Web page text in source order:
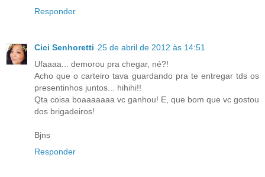
Responder
Cici Senhoretti 25 de abril de 2012 às 14:51
Ufaaaa... demorou pra chegar, né?!
Acho que o carteiro tava guardando pra te entregar tds os
presentinhos juntos... hihihi!!
Qta coisa boaaaaaaa vc ganhou! E, que bom que vc gostou
dos brigadeiros!
Bjns
Responder